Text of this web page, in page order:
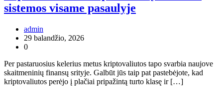
sistemos visame pasaulyje
admin
29 balandžio, 2026
0
Per pastaruosius kelerius metus kriptovaliutos tapo svarbia naujove
skaitmeninių finansų srityje. Galbūt jūs taip pat pastebėjote, kad
kriptovaliutos perėjo į plačiai pripažintą turto klasę ir […]